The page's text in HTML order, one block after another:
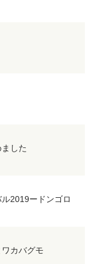
した
2019ードンゴロ
カバグモ